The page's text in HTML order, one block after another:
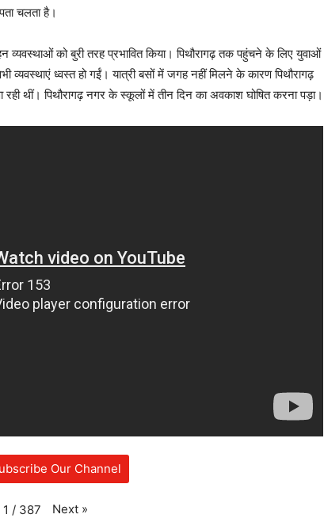
चलता है।
व्यवस्थाओं को बुरी तरह प्रभावित किया। पिथौरागढ़ तक पहुंचने के लिए युवाओं
व्यवस्थाएं ध्वस्त हो गईं। यात्री बसों में जगह नहीं मिलने के कारण पिथौरागढ़
रही थीं। पिथौरागढ़ नगर के स्कूलों में तीन दिन का अवकाश घोषित करना पड़ा।
Our Channel
1 / 387 Next »